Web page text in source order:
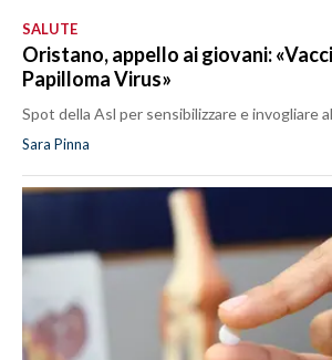
SALUTE
Oristano, appello ai giovani:
Papilloma Virus»
Spot della Asl per sensibilizzare e invogliare
Sara Pinna